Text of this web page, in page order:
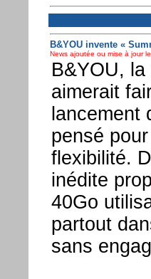
B&YOU invente «
News ajoutée ou mise à jour
B&YOU,
aimerait
lancement
pensé
flexibilité.
inédite
40Go
partout
sans